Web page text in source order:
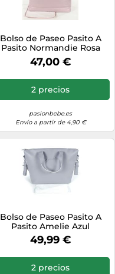
Bolso de Paseo Pasito A
Pasito Normandie Rosa
47,00 €
2 precios
pasionbebe.es
Envío a partir de 4,90 €
Bolso de Paseo Pasito A
Pasito Amelie Azul
49,99 €
2 precios